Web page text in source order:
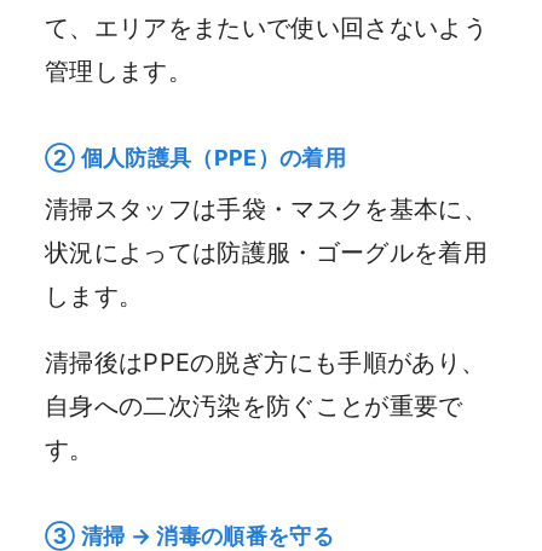
て、エリアをまたいで使い回さないよう
管理します。
② 個人防護具（PPE）の着用
清掃スタッフは手袋・マスクを基本に、
状況によっては防護服・ゴーグルを着用
します。
清掃後はPPEの脱ぎ方にも手順があり、
自身への二次汚染を防ぐことが重要で
す。
③ 清掃 → 消毒の順番を守る